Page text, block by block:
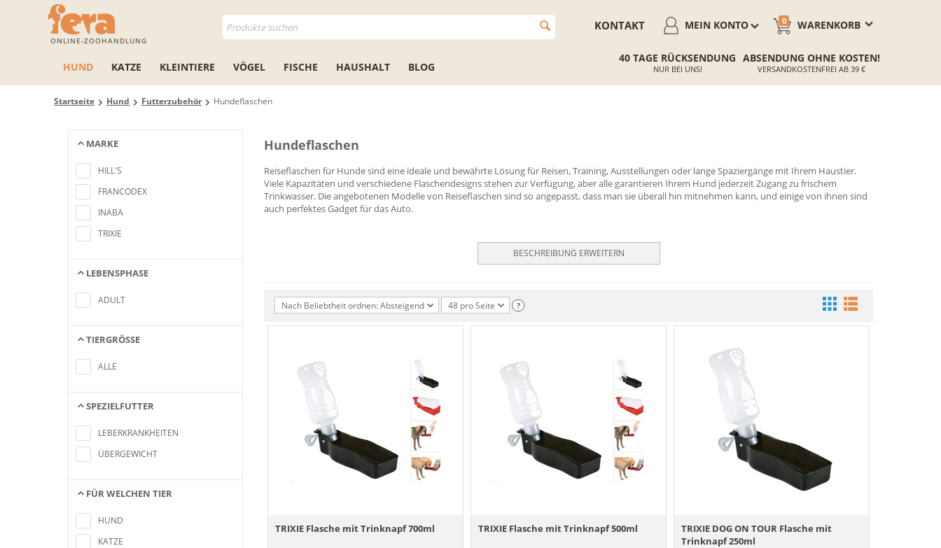
ONLINE-ZOOHANDLUNG
WARENKORB
0
MEIN KONTO
KONTAKT
HUND KATZE KLEINTIERE VÖGEL FISCHE HAUSHALT BLOG
40 TAGE RÜCKSENDUNG
NUR BEI UNS!
ABSENDUNG OHNE KOSTEN!
VERSANDKOSTENFREI AB 39 €
Startseite Hund Futterzubehör Hundeflaschen
MARKE
Suchkriterien übereinstimmen
HILL'S
FRANCODEX
INABA
TRIXIE
LEBENSPHASE
Suchkriterien übereinstimmen
ADULT
TIERGRÖSSE
Suchkriterien übereinstimmen
ALLE
SPEZIELFUTTER
Suchkriterien übereinstimmen
LEBERKRANKHEITEN
ÜBERGEWICHT
FÜR WELCHEN TIER
Suchkriterien übereinstimmen
HUND
KATZE
Hundeflaschen
Reiseflaschen für Hunde sind eine ideale und bewährte Lösung für Reisen, Training, Ausstellungen oder lange Spaziergänge mit Ihrem Haustier.
Viele Kapazitäten und verschiedene Flaschendesigns stehen zur Verfügung, aber alle garantieren Ihrem Hund jederzeit Zugang zu frischem
Trinkwasser. Die angebotenen Modelle von Reiseflaschen sind so angepasst, dass man sie überall hin mitnehmen kann, und einige von ihnen sind
auch perfektes Gadget für das Auto.
BESCHREIBUNG ERWEITERN
Nach Beliebtheit ordnen: Absteigend 48 pro Seite ?
TRIXIE Flasche mit Trinknapf 700ml TRIXIE Flasche mit Trinknapf 500ml
TRIXIE DOG ON TOUR Flasche mit
Trinknapf 250ml